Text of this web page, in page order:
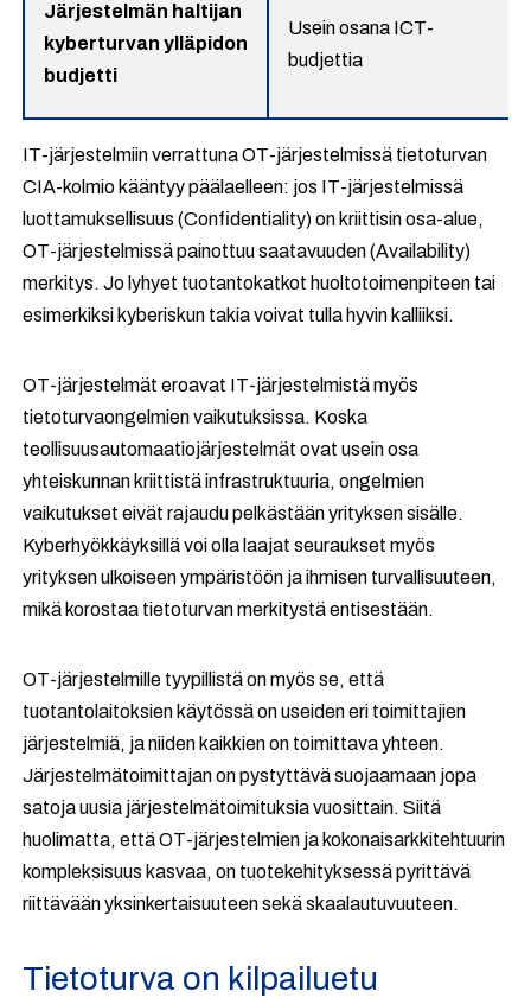
Järjestelmän haltijan
kyberturvan ylläpidon
budjetti
Usein osana ICT-
budjettia
IT-järjestelmiin verrattuna OT-järjestelmissä tietoturvan
CIA-kolmio kääntyy päälaelleen: jos IT-järjestelmissä
luottamuksellisuus (Confidentiality) on kriittisin osa-alue,
OT-järjestelmissä painottuu saatavuuden (Availability)
merkitys. Jo lyhyet tuotantokatkot huoltotoimenpiteen tai
esimerkiksi kyberiskun takia voivat tulla hyvin kalliiksi.
OT-järjestelmät eroavat IT-järjestelmistä myös
tietoturvaongelmien vaikutuksissa. Koska
teollisuusautomaatiojärjestelmät ovat usein osa
yhteiskunnan kriittistä infrastruktuuria, ongelmien
vaikutukset eivät rajaudu pelkästään yrityksen sisälle.
Kyberhyökkäyksillä voi olla laajat seuraukset myös
yrityksen ulkoiseen ympäristöön ja ihmisen turvallisuuteen,
mikä korostaa tietoturvan merkitystä entisestään.
OT-järjestelmille tyypillistä on myös se, että
tuotantolaitoksien käytössä on useiden eri toimittajien
järjestelmiä, ja niiden kaikkien on toimittava yhteen.
Järjestelmätoimittajan on pystyttävä suojaamaan jopa
satoja uusia järjestelmätoimituksia vuosittain. Siitä
huolimatta, että OT-järjestelmien ja kokonaisarkkitehtuurin
kompleksisuus kasvaa, on tuotekehityksessä pyrittävä
riittävään yksinkertaisuuteen sekä skaalautuvuuteen.
Tietoturva on kilpailuetu